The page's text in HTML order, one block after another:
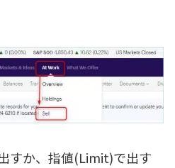
すか、指値(Limit)で出す